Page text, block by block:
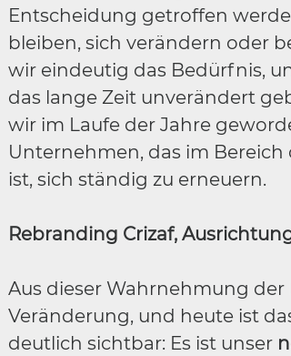
Entscheidung getroffen
bleiben, sich verändern oder
wir eindeutig das Bedürfnis,
das lange Zeit unverändert
wir im Laufe der Jahre
Unternehmen, das im
ist, sich ständig zu erneuern.
Rebranding Crizaf,
Aus dieser Wahrnehmung
Veränderung, und heute ist
deutlich sichtbar: Es ist unser